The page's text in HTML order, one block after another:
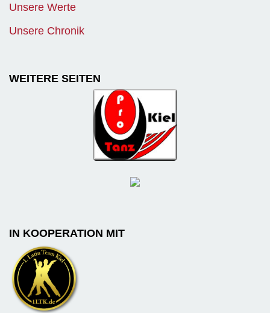
Unsere Werte
Unsere Chronik
WEITERE SEITEN
IN KOOPERATION MIT